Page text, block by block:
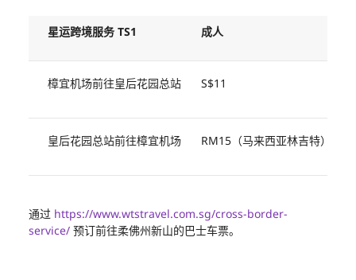
星运跨境服务 TS1 成人
樟宜机场前往皇后花园总站 S$11
皇后花园总站前往樟宜机场 RM15（马来西亚林吉特）
通过 https://www.wtstravel.com.sg/cross-border-
service/ 预订前往柔佛州新山的巴士车票。